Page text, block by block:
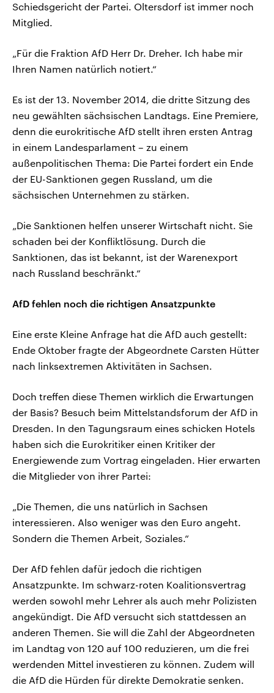
Schiedsgericht der Partei. Oltersdorf ist immer noch
Mitglied.
„Für die Fraktion AfD Herr Dr. Dreher. Ich habe mir
Ihren Namen natürlich notiert.“
Es ist der 13. November 2014, die dritte Sitzung des
neu gewählten sächsischen Landtags. Eine Premiere,
denn die eurokritische AfD stellt ihren ersten Antrag
in einem Landesparlament – zu einem
außenpolitischen Thema: Die Partei fordert ein Ende
der EU-Sanktionen gegen Russland, um die
sächsischen Unternehmen zu stärken.
„Die Sanktionen helfen unserer Wirtschaft nicht. Sie
schaden bei der Konfliktlösung. Durch die
Sanktionen, das ist bekannt, ist der Warenexport
nach Russland beschränkt.“
AfD fehlen noch die richtigen Ansatzpunkte
Eine erste Kleine Anfrage hat die AfD auch gestellt:
Ende Oktober fragte der Abgeordnete Carsten Hütter
nach linksextremen Aktivitäten in Sachsen.
Doch treffen diese Themen wirklich die Erwartungen
der Basis? Besuch beim Mittelstandsforum der AfD in
Dresden. In den Tagungsraum eines schicken Hotels
haben sich die Eurokritiker einen Kritiker der
Energiewende zum Vortrag eingeladen. Hier erwarten
die Mitglieder von ihrer Partei:
„Die Themen, die uns natürlich in Sachsen
interessieren. Also weniger was den Euro angeht.
Sondern die Themen Arbeit, Soziales.“
Der AfD fehlen dafür jedoch die richtigen
Ansatzpunkte. Im schwarz-roten Koalitionsvertrag
werden sowohl mehr Lehrer als auch mehr Polizisten
angekündigt. Die AfD versucht sich stattdessen an
anderen Themen. Sie will die Zahl der Abgeordneten
im Landtag von 120 auf 100 reduzieren, um die frei
werdenden Mittel investieren zu können. Zudem will
die AfD die Hürden für direkte Demokratie senken.